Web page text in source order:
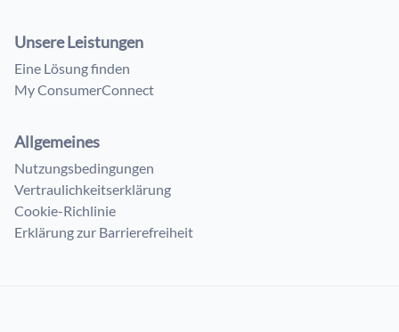
Unsere Leistungen
Eine Lösung finden
My ConsumerConnect
Allgemeines
Nutzungsbedingungen
Vertraulichkeitserklärung
Cookie-Richlinie
Erklärung zur Barrierefreiheit